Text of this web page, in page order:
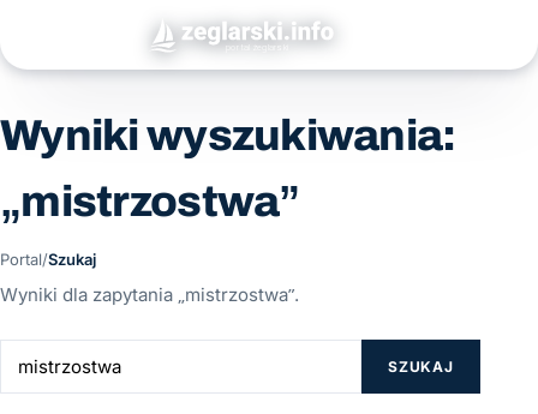
Wyniki wyszukiwania:
„mistrzostwa”
Portal/Szukaj
Wyniki dla zapytania „mistrzostwa”.
SZUKAJ